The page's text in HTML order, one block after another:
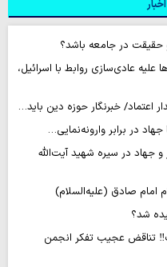
حقیقت در جامعه باشد؟
علیه عادی‌سازی روابط با اسرائیل،
اعتماد/ خبرنگار حوزه دین باید…
جهاد در برابر وارونه‌نمایی…
و جهاد در سیره شهید آیت‌الله
امام صادق (علیه‌السلام)
تناقض عجیب تفکر انجمن